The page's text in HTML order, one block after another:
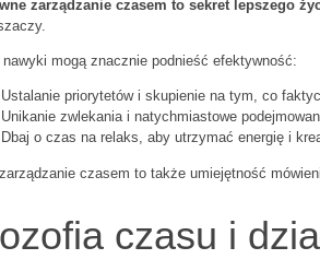
zarządzanie czasem to sekret lepszego
nawyki mogą znacznie podnieść efektywność:
Ustalanie priorytetów i skupienie na tym, co
Unikanie zwlekania i natychmiastowe
Dbaj o czas na relaks, aby utrzymać energię i
czasem to także umiejętność
czasu i